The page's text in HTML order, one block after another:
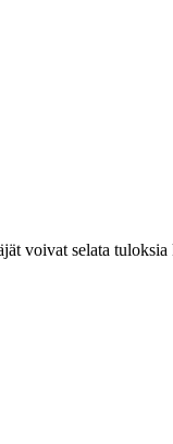
voivat selata